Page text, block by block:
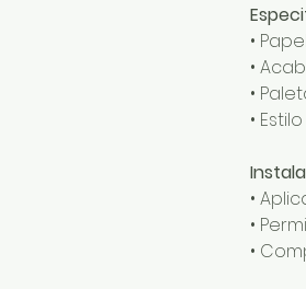
•
•
•
•
•
•
•